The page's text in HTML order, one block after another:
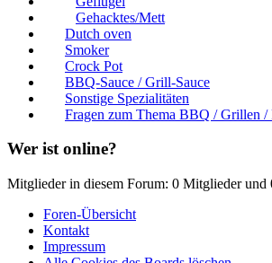
Gehacktes/Mett
Dutch oven
Smoker
Crock Pot
BBQ-Sauce / Grill-Sauce
Sonstige Spezialitäten
Fragen zum Thema BBQ / Grillen /
Wer ist online?
Mitglieder in diesem Forum: 0 Mitglieder und
Foren-Übersicht
Kontakt
Impressum